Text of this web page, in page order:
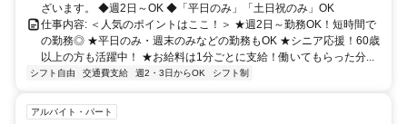
ざいます。 ◆週2日～OK ◆「平日のみ」「土日祝のみ」OK
仕事内容: ＜人気のポイントはここ！＞ ★週2日～勤務OK！短時間で
の勤務◎ ★平日のみ・週末のみなどの勤務もOK ★シニア応援！60歳
以上の方も活躍中！ ★お給料は1分ごとに支給！働いてもらった分...
シフト自由 交通費支給 週2・3日からOK シフト制
アルバイト・パート